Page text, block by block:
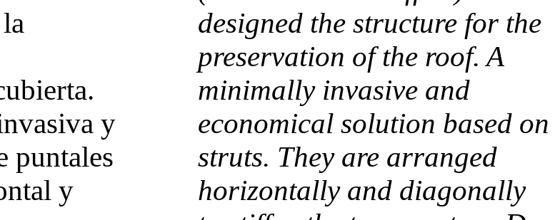
y
puntales
y
designed the structure for the
preservation of the roof. A
minimally invasive and
economical solution based on
struts. They are arranged
horizontally and diagonally